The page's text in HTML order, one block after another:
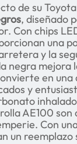
de su
, diseñado
Con chips
una
y la
negra
en
y
AE100
Con
un